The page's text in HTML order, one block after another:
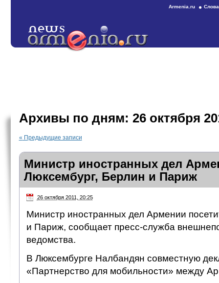
Armenia.ru
Архивы по дням: 26 октября
« Предыдущие записи
Министр иностранных дел
Люксембург, Берлин и Париж
26 октября 2011, 20:25
Министр иностранных дел Армении
и Париж, сообщает пресс-служба
ведомства.
В Люксембурге Налбандян совместную
«Партнерство для мобильности» между